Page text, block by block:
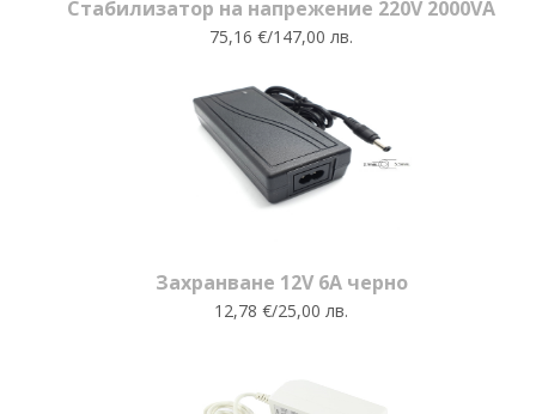
Стабилизатор на напрежение 220V 2000VA
75,16 €/147,00 лв.
Захранване 12V 6A черно
12,78 €/25,00 лв.